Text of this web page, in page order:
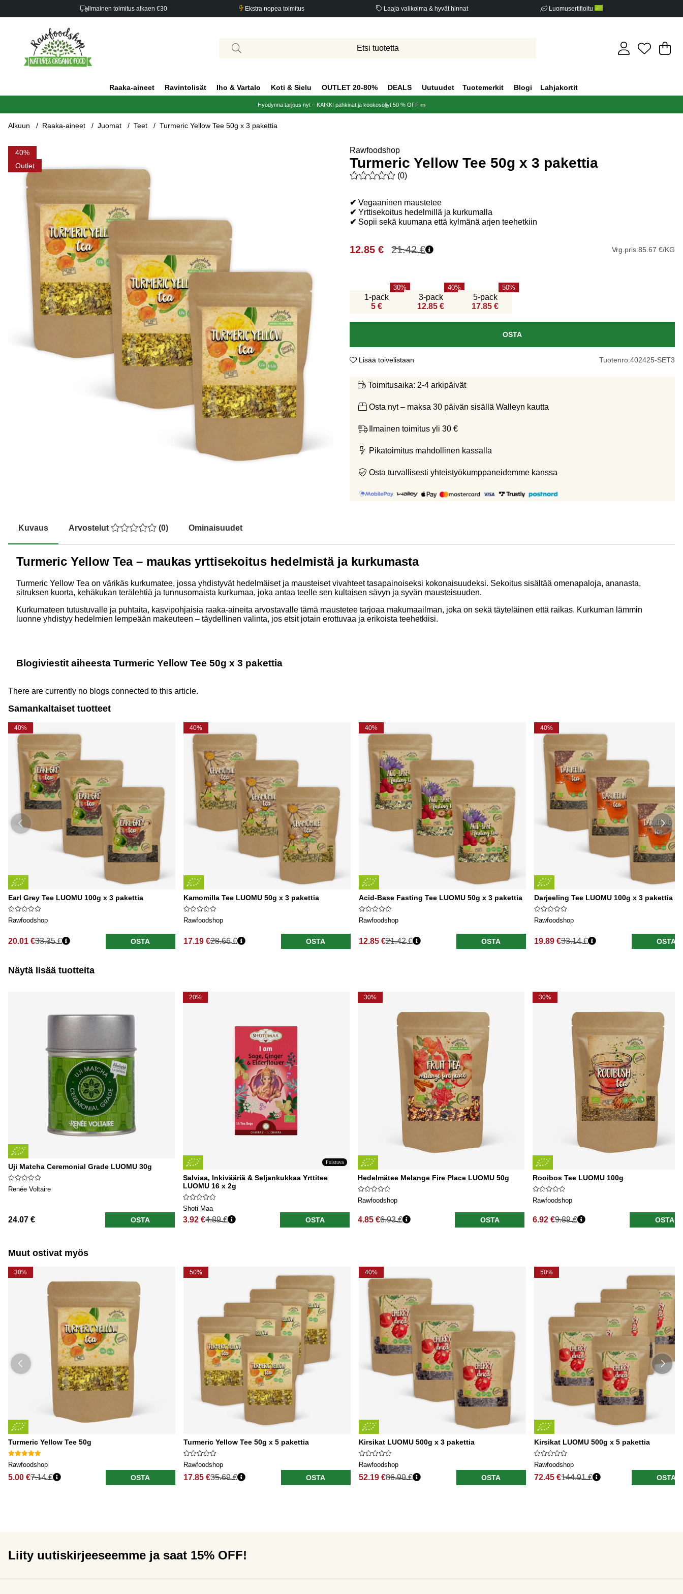
Ilmainen toimitus alkaen €30 Ekstra nopea toimitus Laaja valikoima & hyvät hinnat Luomusertifioitu
.
Raaka-aineet Ravintolisät Iho & Vartalo Koti & Sielu OUTLET 20-80% DEALS Uutuudet Tuotemerkit Blogi Lahjakortit
Hyödynnä tarjous nyt – KAIKKI pähkinät ja kookosöljyt 50 % OFF 🥜
Alkuun Raaka-aineet Juomat Teet Turmeric Yellow Tee 50g x 3 pakettia
40
Outlet
Tuotekuvat Turmeric Yellow Tee 50g x 3 pakettia Rawfoodshop
Turmeric Yellow Tee 50g x 3 pakettia
Keskiarvoluokitus 0 / 5 Arvioiden määrä 0
(0)
✔ Vegaaninen maustetee
✔ Yrttisekoitus hedelmillä ja kurkumalla
✔ Sopii sekä kuumana että kylmänä arjen teehetkiin
21.42€
12.85 € Vrg.pris:85.67 €/KG
1-pack
5 €
30
3-pack
12.85 €
40
5-pack
17.85 €
50
OSTA
Lisää toivelistaan Tuotenro:402425-SET3
Toimitusaika: 2-4 arkipäivät
Osta nyt – maksa 30 päivän sisällä Walleyn kautta
Ilmainen toimitus yli 30 €
Pikatoimitus mahdollinen kassalla
Osta turvallisesti yhteistyökumppaneidemme kanssa
Kuvaus Arvostelut (0) Ominaisuudet
Turmeric Yellow Tea – maukas yrttisekoitus hedelmistä ja kurkumasta
Turmeric Yellow Tea on värikäs kurkumatee, jossa yhdistyvät hedelmäiset ja mausteiset vivahteet tasapainoiseksi kokonaisuudeksi. Sekoitus sisältää omenapaloja, ananasta,
sitruksen kuorta, kehäkukan terälehtiä ja tunnusomaista kurkumaa, joka antaa teelle sen kultaisen sävyn ja syvän mausteisuuden.
Kurkumateen tutustuvalle ja puhtaita, kasvipohjaisia raaka-aineita arvostavalle tämä maustetee tarjoaa makumaailman, joka on sekä täyteläinen että raikas. Kurkuman lämmin
luonne yhdistyy hedelmien lempeään makeuteen – täydellinen valinta, jos etsit jotain erottuvaa ja erikoista teehetkiisi.
Blogiviestit aiheesta Turmeric Yellow Tee 50g x 3 pakettia
There are currently no blogs connected to this article.
Samankaltaiset tuotteet
40%
Earl Grey Tee LUOMU 100g x 3 pakettia
Rawfoodshop
20.01 €33.35 € OSTA
40%
Kamomilla Tee LUOMU 50g x 3 pakettia
Rawfoodshop
17.19 €28.66 € OSTA
40%
Acid-Base Fasting Tee LUOMU 50g x 3 pakettia
Rawfoodshop
12.85 €21.42 € OSTA
40%
Darjeeling Tee LUOMU 100g x 3 pakettia
Rawfoodshop
19.89 €33.14 € OSTA
Näytä lisää tuotteita
Uji Matcha Ceremonial Grade LUOMU 30g
Renée Voltaire
24.07 € OSTA
20%
Poistuva
Salviaa, Inkivääriä & Seljankukkaa Yrttitee
LUOMU 16 x 2g
Shoti Maa
3.92 €
Normaali hinta
4.89 € OSTA
30%
Hedelmätee Melange Fire Place LUOMU 50g
Rawfoodshop
4.85 €
Normaali hinta
6.93 € OSTA
30%
Rooibos Tee LUOMU 100g
Rawfoodshop
6.92 €
Normaali hinta
9.89 € OSTA
Muut ostivat myös
30%
Turmeric Yellow Tee 50g
Rawfoodshop
5.00 €7.14 € OSTA
50%
Turmeric Yellow Tee 50g x 5 pakettia
Rawfoodshop
17.85 €35.69 € OSTA
40%
Kirsikat LUOMU 500g x 3 pakettia
Rawfoodshop
52.19 €86.99 € OSTA
50%
Kirsikat LUOMU 500g x 5 pakettia
Rawfoodshop
72.45 €144.91 € OSTA
Liity uutiskirjeeseemme ja saat 15% OFF!